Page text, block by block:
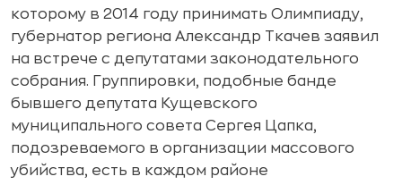
которому в 2014 году принимать Олимпиаду,
губернатор региона Александр Ткачев заявил
на встрече с депутатами законодательного
собрания. Группировки, подобные банде
бывшего депутата Кущевского
муниципального совета Сергея Цапка,
подозреваемого в организации массового
убийства, есть в каждом районе